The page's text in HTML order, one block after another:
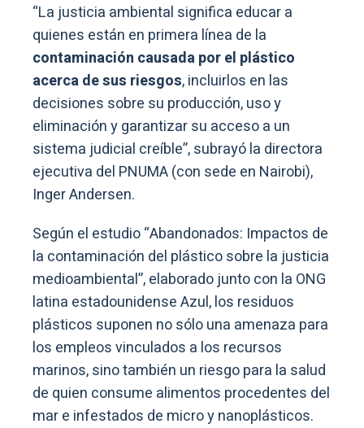
“La justicia ambiental significa educar a
quienes están en primera línea de la
contaminación causada por el plástico
acerca de sus riesgos, incluirlos en las
decisiones sobre su producción, uso y
eliminación y garantizar su acceso a un
sistema judicial creíble”, subrayó la directora
ejecutiva del PNUMA (con sede en Nairobi),
Inger Andersen.
Según el estudio “Abandonados: Impactos de
la contaminación del plástico sobre la justicia
medioambiental”, elaborado junto con la ONG
latina estadounidense Azul, los residuos
plásticos suponen no sólo una amenaza para
los empleos vinculados a los recursos
marinos, sino también un riesgo para la salud
de quien consume alimentos procedentes del
mar e infestados de micro y nanoplásticos.